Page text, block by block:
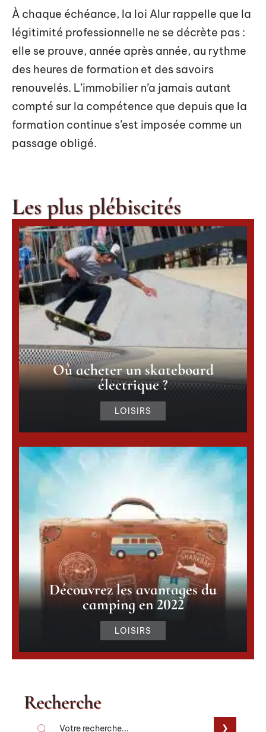
À chaque échéance, la loi Alur rappelle que la
légitimité professionnelle ne se décrète pas :
elle se prouve, année après année, au rythme
des heures de formation et des savoirs
renouvelés. L’immobilier n’a jamais autant
compté sur la compétence que depuis que la
formation continue s’est imposée comme un
passage obligé.
Les plus plébiscités
Où acheter un skateboard
électrique ?
LOISIRS
Découvrez les avantages du
camping en 2022
LOISIRS
Recherche